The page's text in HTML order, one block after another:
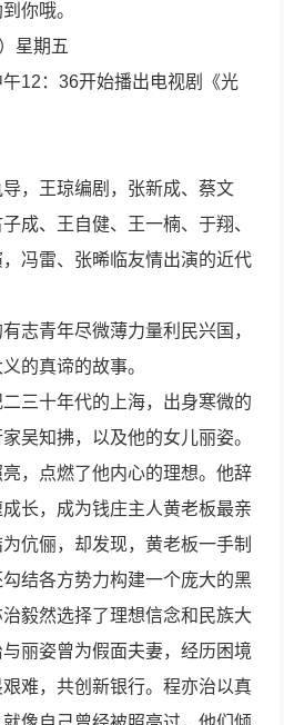
你哦。
星期五
午12：36开始播出电视剧《光
导，王琼编剧，张新成、蔡文
成、王自健、王一楠、于翔、
冯雷、张晞临友情出演的近代
志青年尽微薄力量利民兴国，
的真谛的故事。
三十年代的上海，出身寒微的
吴知拂，以及他的女儿丽姿。
，点燃了他内心的理想。他辞
长，成为钱庄主人黄老板最亲
伉俪，却发现，黄老板一手制
结各方势力构建一个庞大的黑
毅然选择了理想信念和民族大
丽姿曾为假面夫妻，经历困境
难，共创新银行。程亦治以真